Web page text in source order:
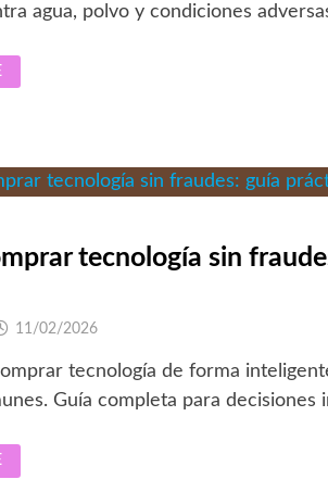
agua, polvo y condiciones
tecnología sin
11/02/2026
tecnología de forma
Guía completa para decisiones